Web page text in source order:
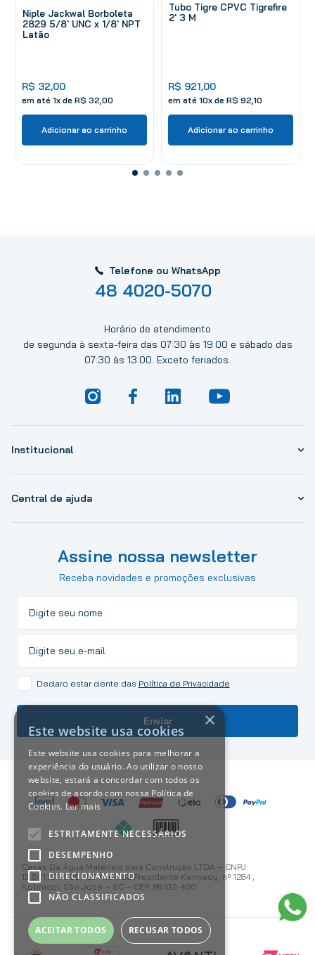
Niple Jackwal Borboleta
2829 5/8' UNC x 1/8' NPT
Latão
R$ 32,00
em até 1x de R$ 32 00
Adicionar ao carrinho
Tubo Tigre CPVC Tigrefire
2' 3 M
R$ 921,00
em até 10x de R$ 92 10
Adicionar ao carrinho
Telefone ou WhatsApp
48 4020-5070
Horário de atendimento
de segunda à sexta-feira das 07:30 às 19:00 e sábado das
07:30 às 13:00. Exceto feriados.
Institucional
Central de ajuda
Assine nossa newsletter
Receba novidades e promoções exclusivas
Declaro estar ciente das Política de Privacidade
Enviar
Casas Da Água Materiais para Construção LTDA – CNPJ
13.501.187/0001-59 Avenida Presidente Kennedy, nº 1284 ,
Kobrasol, São José – SC – CEP: 88.102-400
×
Este website usa cookies
Este website usa cookies para melhorar a
experiência do usuário. Ao utilizar o nosso
website, estará a concordar com todos os
cookies de acordo com nossa Política de
Cookies. Ler mais
ESTRITAMENTE NECESSÁRIOS
DESEMPENHO
DIRECIONAMENTO
NÃO CLASSIFICADOS
ACEITAR TODOS RECUSAR TODOS